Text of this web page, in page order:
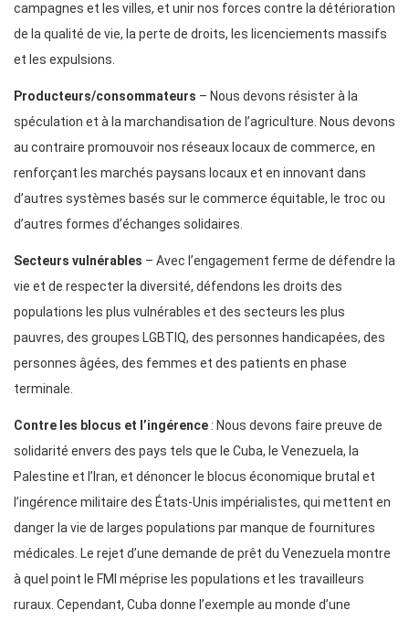
campagnes et les villes, et unir nos forces contre la détérioration
de la qualité de vie, la perte de droits, les licenciements massifs
et les expulsions.
Producteurs/consommateurs – Nous devons résister à la
spéculation et à la marchandisation de l’agriculture. Nous devons
au contraire promouvoir nos réseaux locaux de commerce, en
renforçant les marchés paysans locaux et en innovant dans
d’autres systèmes basés sur le commerce équitable, le troc ou
d’autres formes d’échanges solidaires.
Secteurs vulnérables – Avec l’engagement ferme de défendre la
vie et de respecter la diversité, défendons les droits des
populations les plus vulnérables et des secteurs les plus
pauvres, des groupes LGBTIQ, des personnes handicapées, des
personnes âgées, des femmes et des patients en phase
terminale.
Contre les blocus et l’ingérence : Nous devons faire preuve de
solidarité envers des pays tels que le Cuba, le Venezuela, la
Palestine et l’Iran, et dénoncer le blocus économique brutal et
l’ingérence militaire des États-Unis impérialistes, qui mettent en
danger la vie de larges populations par manque de fournitures
médicales. Le rejet d’une demande de prêt du Venezuela montre
à quel point le FMI méprise les populations et les travailleurs
ruraux. Cependant, Cuba donne l’exemple au monde d’une